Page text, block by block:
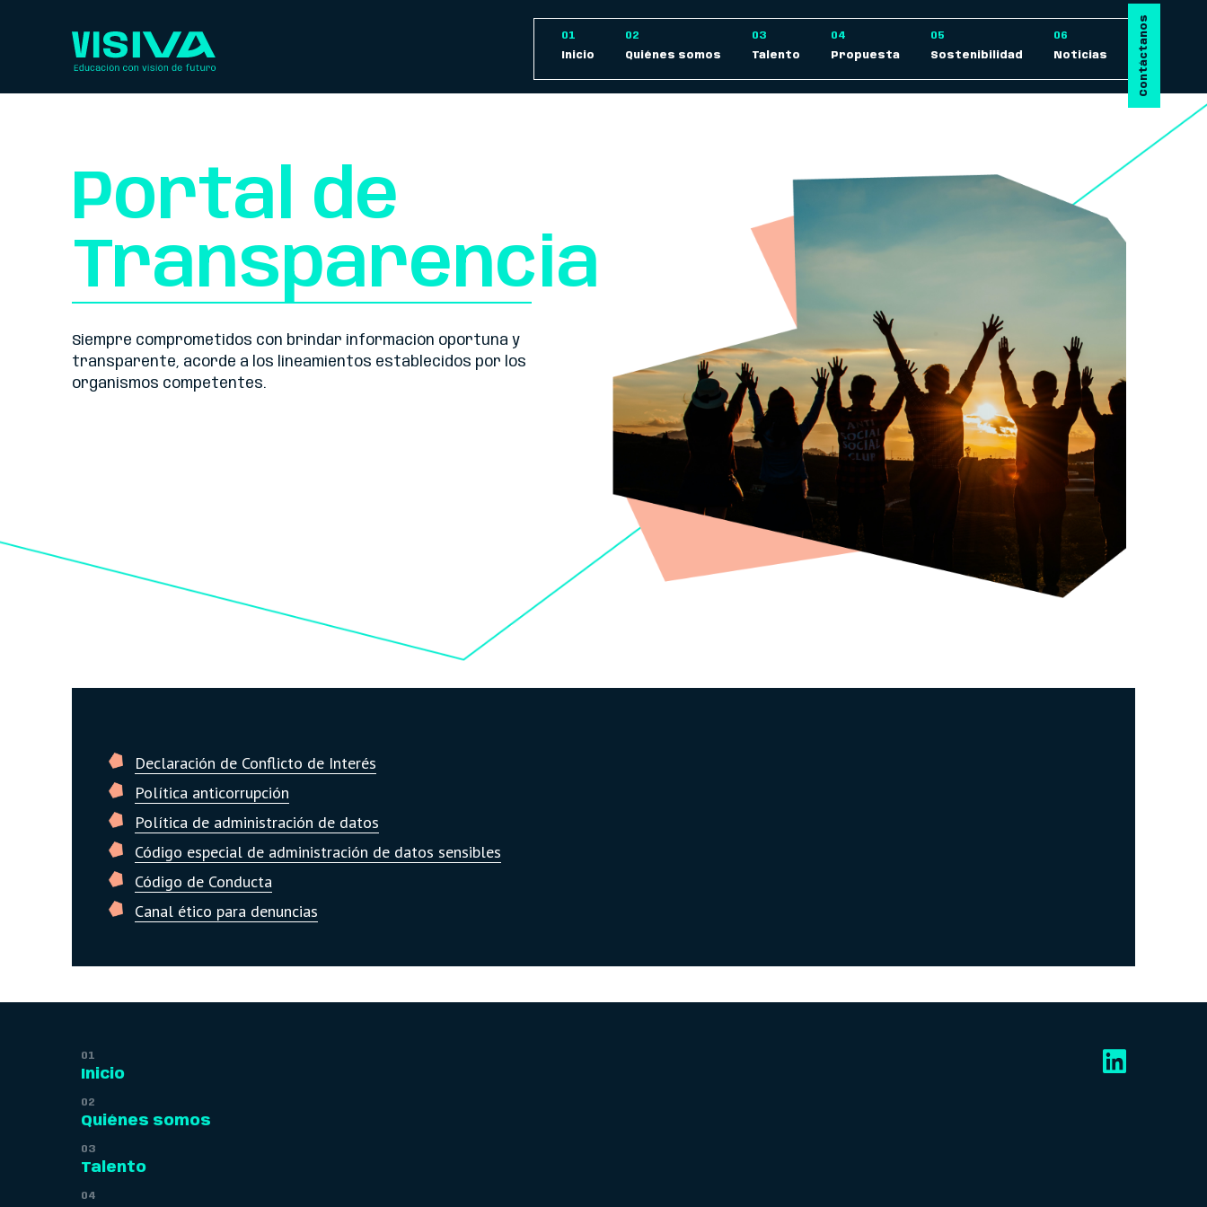
Inicio Quiénes somos Talento Propuesta Sostenibilidad Noticias Contáctanos
Portal de
Transparencia
Siempre comprometidos con brindar información oportuna y
transparente, acorde a los lineamientos establecidos por los
organismos competentes.
Declaración de Conflicto de Interés
Política anticorrupción
Política de administración de datos
Código especial de administración de datos sensibles
Código de Conducta
Canal ético para denuncias
Inicio
Quiénes somos
Talento